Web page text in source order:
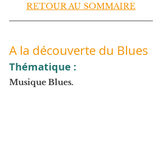
RETOUR AU SOMMAIRE
A la découverte du Blues
Thématique :
Musique Blues.